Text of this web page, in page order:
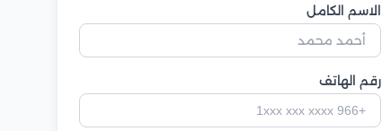
الاسم الكامل
رقم الهاتف